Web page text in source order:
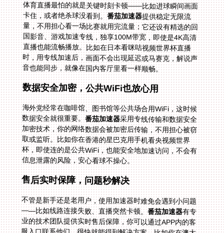
体育直播最怕的就是关键时刻卡顿——比如进球瞬间画面
卡住，或者绝杀球没看到。番茄加速器提供稳定无限流
量，不用担心看一场比赛就用完流量；它还设有精选的回
国影音、游戏加速专线，独享100M带宽，即使是4K高清
直播也能流畅播放。比如在日本看咪咕视频世界杯直播
时，用专线加速后，画面不会出现延迟或马赛克，解说声
音也能同步，就像在国内客厅里看一样顺畅。
数据安全加密，公共WiFi也放心用
海外党经常在咖啡馆、图书馆等公共场合用WiFi，这时候
数据安全就很重要。番茄加速器采用专线传输和数据安全
加密技术，你的网络数据会被加密后传输，不用担心被窃
取或监听。比如你在香港的星巴克用手机看央视频世界
杯，即使连的是公共WiFi，也能安全地加速访问，不会有
信息泄露的风险，安心看球不操心。
售后实时保障，问题秒解决
不管是新手还是老用户，使用加速器时难免会遇到小问题
——比如线路连接失败、直播突然卡顿。番茄加速器有专
业的技术团队提供实时售后保障，你可以通过APP内的客
服入口联系他们，很快就能得到解决方案。比如你在澳大
利亚看央视频世界杯中文解说时突然遇到IP受限制的问
题，联系客服后，他们会帮你排查线路问题，或者推荐更
稳定的节点，让你快速回到观赛状态，不会错过关键进